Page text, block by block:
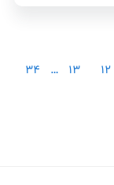
12
13
…
34